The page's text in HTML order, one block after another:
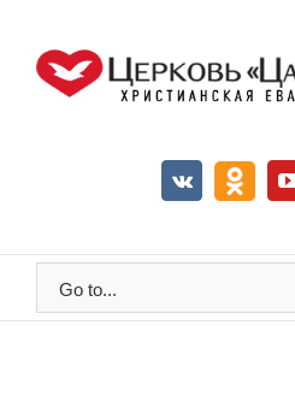
Go to...